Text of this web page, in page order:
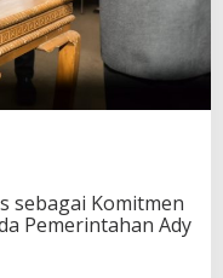
sebagai Komitmen
Pemerintahan Ady